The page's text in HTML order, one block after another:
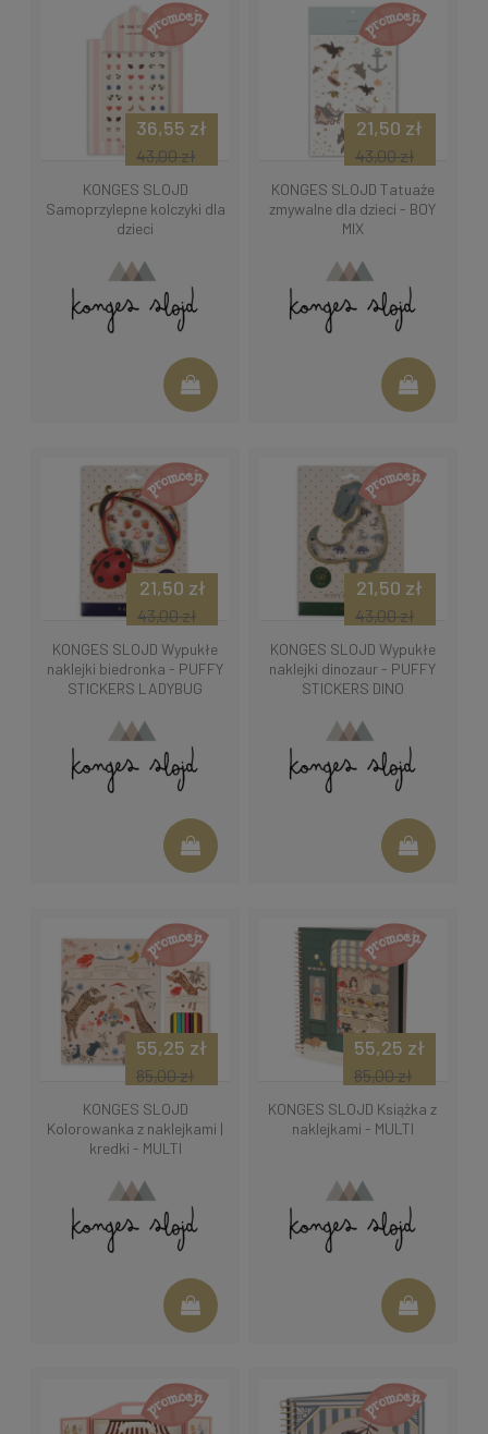
KONGES SLOJD
Samoprzylepne kolczyki dla
dzieci
36,55 zł
43,00 zł
KONGES SLOJD Tatuaże
zmywalne dla dzieci - BOY
MIX
21,50 zł
43,00 zł
KONGES SLOJD Wypukłe
naklejki biedronka - PUFFY
STICKERS LADYBUG
21,50 zł
43,00 zł
KONGES SLOJD Wypukłe
naklejki dinozaur - PUFFY
STICKERS DINO
21,50 zł
43,00 zł
KONGES SLOJD
Kolorowanka z naklejkami |
kredki - MULTI
55,25 zł
85,00 zł
KONGES SLOJD Książka z
naklejkami - MULTI
55,25 zł
85,00 zł